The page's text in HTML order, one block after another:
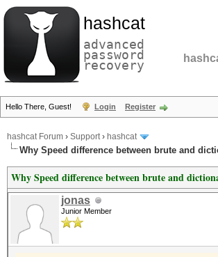
hashcat
advanced
password
recovery
Hello There, Guest! Login Register
hashcat Forum › Support› hashcat
Why Speed difference between brute and
Why Speed difference between brute and
jonas
Junior Member